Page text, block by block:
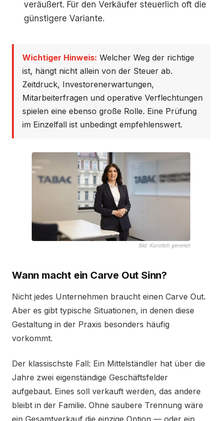
veräußert. Für den Verkäufer steuerlich oft die
günstigere Variante.
Wichtiger Hinweis: Welcher Weg der richtige
ist, hängt nicht allein von der Steuer ab.
Zeitdruck, Investorenerwartungen,
Mitarbeiterfragen und operative Verflechtungen
spielen eine ebenso große Rolle. Eine Prüfung
im Einzelfall ist unbedingt empfehlenswert.
Bild: Künstlich generiert
Wann macht ein Carve Out Sinn?
Nicht jedes Unternehmen braucht einen Carve Out.
Aber es gibt typische Situationen, in denen diese
Gestaltung in der Praxis besonders häufig
vorkommt.
Der klassischste Fall: Ein Mittelständler hat über die
Jahre zwei eigenständige Geschäftsfelder
aufgebaut. Eines soll verkauft werden, das andere
bleibt in der Familie. Ohne saubere Trennung wäre
ein Gesamtverkauf die einzige Option — oder ein